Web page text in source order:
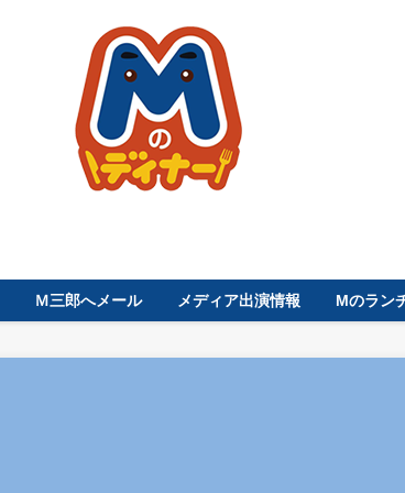
Ｍ三郎へメール メディア出演情報 Mのラン